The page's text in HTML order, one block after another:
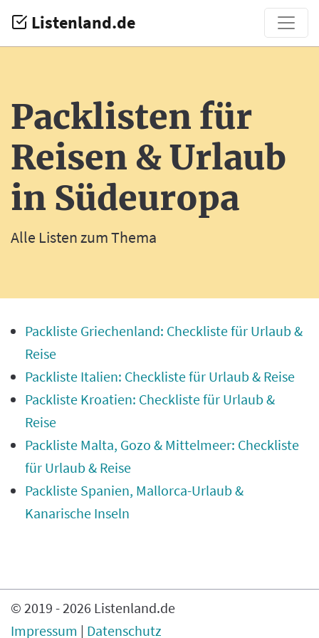
Listenland.de
Packlisten für
Reisen & Urlaub
in Südeuropa
Alle Listen zum Thema
Packliste Griechenland: Checkliste für Urlaub &
Reise
Packliste Italien: Checkliste für Urlaub & Reise
Packliste Kroatien: Checkliste für Urlaub &
Reise
Packliste Malta, Gozo & Mittelmeer: Checkliste
für Urlaub & Reise
Packliste Spanien, Mallorca-Urlaub &
Kanarische Inseln
© 2019 - 2026 Listenland.de
Impressum | Datenschutz